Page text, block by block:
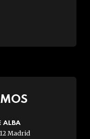
ALBA
Madrid